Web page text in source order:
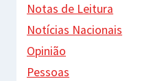
Notas de Leitura
Notícias Nacionais
Opinião
Pessoas